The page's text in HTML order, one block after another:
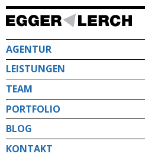
Direkt
zum
AGENTUR
LEISTUNGEN
TEAM
PORTFOLIO
BLOG
KONTAKT